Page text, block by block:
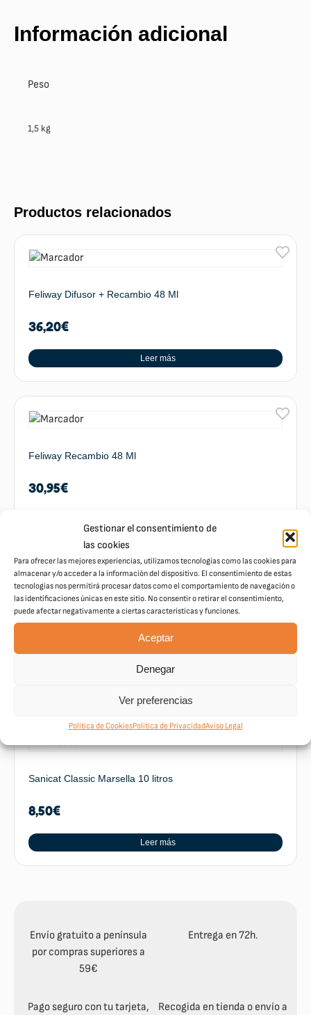
Gestionar el consentimiento de
las cookies
Para ofrecer las mejores experiencias, utilizamos tecnologías como las cookies para
almacenar y/o acceder a la información del dispositivo. El consentimiento de estas
tecnologías nos permitirá procesar datos como el comportamiento de navegación o
las identificaciones únicas en este sitio. No consentir o retirar el consentimiento,
puede afectar negativamente a ciertas características y funciones.
Aceptar
Denegar
Ver preferencias
Política de CookiesPolítica de PrivacidadAviso Legal
Información adicional
Peso
1,5 kg
Productos relacionados
Feliway Difusor + Recambio 48 Ml
36,20€
Leer más
Feliway Recambio 48 Ml
30,95€
Acana Homestead Cat 1,8kg
Sanicat Classic Marsella 10 litros
8,50€
Leer más
Envío gratuito a península
por compras superiores a
59€
Entrega en 72h.
Pago seguro con tu tarjeta,
Recogida en tienda o envío a